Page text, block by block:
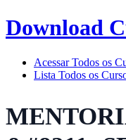
Download
Acessar Todos os
Lista Todos os